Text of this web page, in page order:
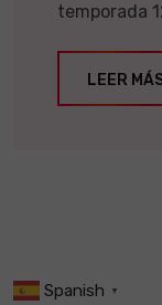
temporada
LEER
Spanish ▼